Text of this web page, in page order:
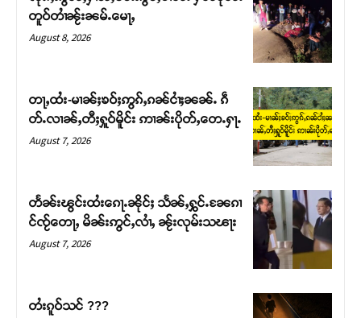
တႃႇႁႂ်ႈသဵင်ၵၢင်ၸႂ်ၵူၼ်းမိူင်း ၵူႈတီႈၵူႈလႅၼ်ပေႃးတေၸွ
တ်ႇ တူဝ်ႈလုမ်ႈၾႃႉၼၼ်ႉ ၶဝ်ႈႁူမ်ႈၵမ်ႉထႅမ် ၸုမ်းၶၢ
ဝ်ႇၽူႈတွႆႇႁွၵ်ႈ လႆႈယူႇၶႃႈဢေႃႈ။
တူဝ်တၢႆၼႂ်းၼမ်ႉမေႃႇ
August 8, 2026
တႃႇထႆး-မၢၼ်ႈၶဝ်ႈဢွၵ်ႇၵၼ်ငၢႆႈၼၼ်ႉ ၵဵ
တ်ႉလၢၼ်ႇတီႈႁူဝ်မိူင်း ဢၢၼ်းပိုတ်ႇတေႉႁႃႉ
August 7, 2026
တႅၼ်းၽွင်းထႆးၵေႃႉၼိုင်ႈ သႅၼ်ႇႁွင်ႉၼႄၵၢ
င်ၸႂ်တေႃႇ မိၼ်းဢွင်ႇလၢႆႇ ၼႂ်းလုမ်းသၽႃး
August 7, 2026
တႆးၵူဝ်သင် ???